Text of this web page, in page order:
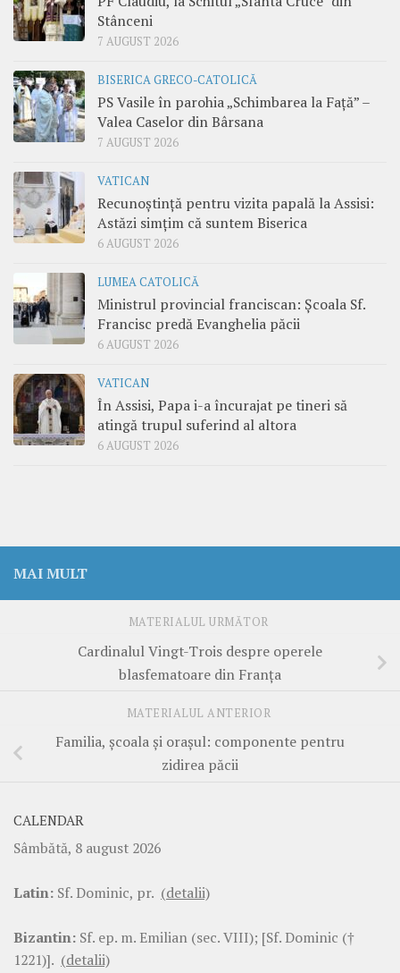
Stânceni
7 AUGUST 2026
BISERICA GRECO-CATOLICĂ
PS Vasile în parohia „Schimbarea la Față” –
Valea Caselor din Bârsana
7 AUGUST 2026
VATICAN
Recunoștință pentru vizita papală la Assisi:
Astăzi simțim că suntem Biserica
6 AUGUST 2026
LUMEA CATOLICĂ
Ministrul provincial franciscan: Școala Sf.
Francisc predă Evanghelia păcii
6 AUGUST 2026
VATICAN
În Assisi, Papa i-a încurajat pe tineri să
atingă trupul suferind al altora
6 AUGUST 2026
MAI MULT
MATERIALUL URMĂTOR
Cardinalul Vingt-Trois despre operele
blasfematoare din Franţa
MATERIALUL ANTERIOR
Familia, şcoala şi oraşul: componente pentru
zidirea păcii
CALENDAR
Sâmbătă, 8 august 2026
Latin: Sf. Dominic, pr. (detalii)
Bizantin: Sf. ep. m. Emilian (sec. VIII); [Sf. Dominic (†
1221)]. (detalii)